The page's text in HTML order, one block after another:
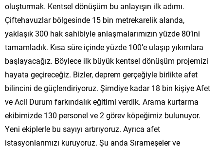
oluşturmak. Kentsel dönüşüm bu anlayışın ilk adımı.
Çiftehavuzlar bölgesinde 15 bin metrekarelik alanda,
yaklaşık 300 hak sahibiyle anlaşmalarımızın yüzde 80’ini
tamamladık. Kısa süre içinde yüzde 100’e ulaşıp yıkımlara
başlayacağız. Böylece ilk büyük kentsel dönüşüm projemizi
hayata geçireceğiz. Bizler, deprem gerçeğiyle birlikte afet
bilincini de güçlendiriyoruz. Şimdiye kadar 18 bin kişiye Afet
ve Acil Durum farkındalık eğitimi verdik. Arama kurtarma
ekibimizde 130 personel ve 2 görev köpeğimiz bulunuyor.
Yeni ekiplerle bu sayıyı artırıyoruz. Ayrıca afet
istasyonlarımızı kuruyoruz. Şu anda Sırameşeler ve